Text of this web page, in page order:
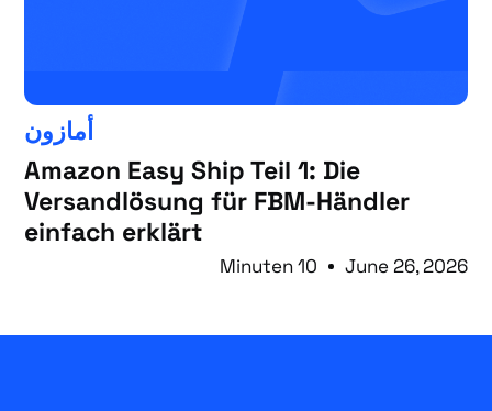
أمازون
Amazon Easy Ship Teil 1: Die
Versandlösung für FBM-Händler
einfach erklärt
June 26, 2026
10 Minuten